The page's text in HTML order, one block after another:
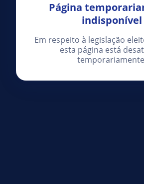
Página
indisponível
Em respeito à legislação
esta página está